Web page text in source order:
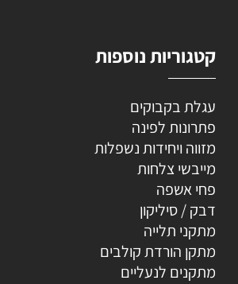
קטגוריות נוספות
עגלת בקבוקים
פתרונות לפינה
מזווה ויחידות נשפלות
מייבשי צלחות
פחי אשפה
דבק / סיליקון
מתקני תלייה
מתקן הורדת קולבים
מתקנים לנעליים